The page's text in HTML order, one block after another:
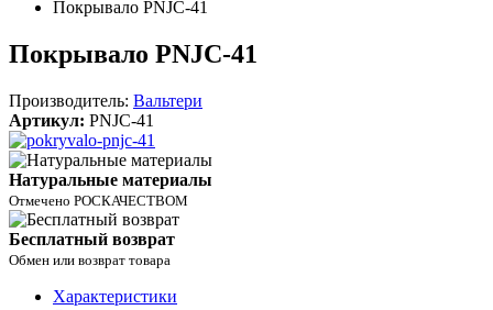
Покрывало PNJC-41
Покрывало PNJC-41
Производитель: Вальтери
Артикул: PNJC-41
Натуральные материалы
Отмечено РОСКАЧЕСТВОМ
Бесплатный возврат
Обмен или возврат товара
Характеристики